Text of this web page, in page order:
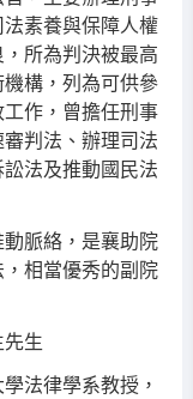
素養與保障人權
所為判決被最高
構，列為可供參
作，曾擔任刑事
判法、辦理司法
法及推動國民法
脈絡，是襄助院
相當優秀的副院
生
法律學系教授，